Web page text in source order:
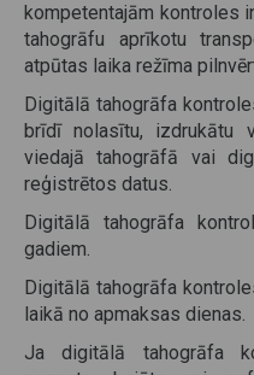
kompetentajām kontroles
tahogrāfu aprīkotu
atpūtas laika režīma
Digitālā tahogrāfa
brīdī nolasītu, izdrukātu
viedajā tahogrāfā vai
reģistrētos datus.
Digitālā tahogrāfa
gadiem.
Digitālā tahogrāfa
laikā no apmaksas dienas.
Ja digitālā tahogrāfa